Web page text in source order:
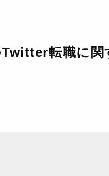
転職に関